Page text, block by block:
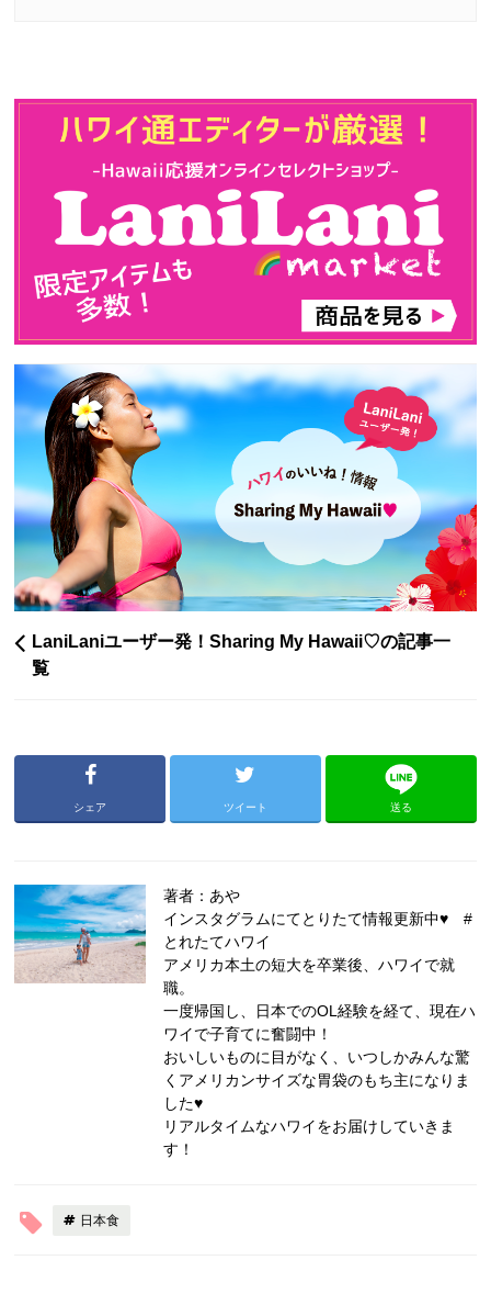
LaniLaniユーザー発！Sharing My Hawaii♡の記事一
覧
シェア ツイート 送る
著者：あや
インスタグラムにてとりたて情報更新中♥ #
とれたてハワイ
アメリカ本土の短大を卒業後、ハワイで就
職。
一度帰国し、日本でのOL経験を経て、現在ハ
ワイで子育てに奮闘中！
おいしいものに目がなく、いつしかみんな驚
くアメリカンサイズな胃袋のもち主になりま
した♥
リアルタイムなハワイをお届けしていきま
す！
日本食